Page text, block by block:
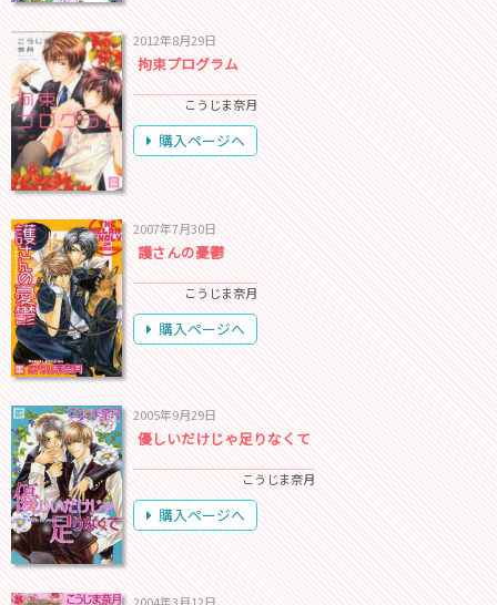
2012年8月29日
拘束プログラム
こうじま奈月
購入ページへ
2007年7月30日
護さんの憂鬱
こうじま奈月
購入ページへ
2005年9月29日
優しいだけじゃ足りなくて
こうじま奈月
購入ページへ